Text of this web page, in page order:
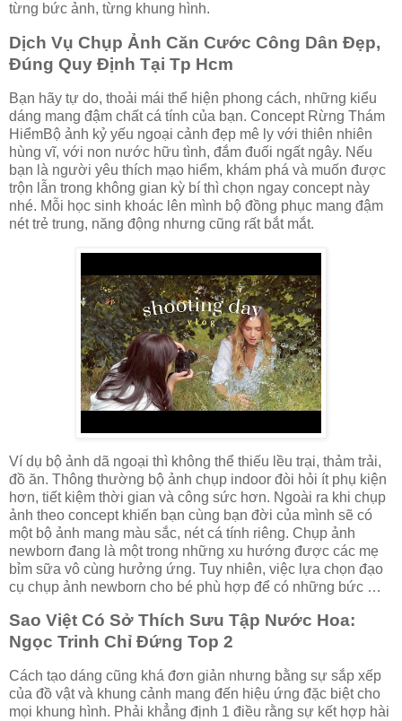
từng bức ảnh, từng khung hình.
Dịch Vụ Chụp Ảnh Căn Cước Công Dân Đẹp,
Đúng Quy Định Tại Tp Hcm
Bạn hãy tự do, thoải mái thể hiện phong cách, những kiểu
dáng mang đậm chất cá tính của bạn. Concept Rừng Thám
HiểmBộ ảnh kỷ yếu ngoại cảnh đẹp mê ly với thiên nhiên
hùng vĩ, với non nước hữu tình, đắm đuối ngất ngây. Nếu
bạn là người yêu thích mạo hiểm, khám phá và muốn được
trộn lẫn trong không gian kỳ bí thì chọn ngay concept này
nhé. Mỗi học sinh khoác lên mình bộ đồng phục mang đậm
nét trẻ trung, năng động nhưng cũng rất bắt mắt.
Ví dụ bộ ảnh dã ngoại thì không thể thiếu lều trại, thảm trải,
đồ ăn. Thông thường bộ ảnh chụp indoor đòi hỏi ít phụ kiện
hơn, tiết kiệm thời gian và công sức hơn. Ngoài ra khi chụp
ảnh theo concept khiến bạn cùng bạn đời của mình sẽ có
một bộ ảnh mang màu sắc, nét cá tính riêng. Chụp ảnh
newborn đang là một trong những xu hướng được các mẹ
bỉm sữa vô cùng hưởng ứng. Tuy nhiên, việc lựa chọn đạo
cụ chụp ảnh newborn cho bé phù hợp để có những bức …
Sao Việt Có Sở Thích Sưu Tập Nước Hoa:
Ngọc Trinh Chỉ Đứng Top 2
Cách tạo dáng cũng khá đơn giản nhưng bằng sự sắp xếp
của đồ vật và khung cảnh mang đến hiệu ứng đặc biệt cho
mọi khung hình. Phải khẳng định 1 điều rằng sự kết hợp hài